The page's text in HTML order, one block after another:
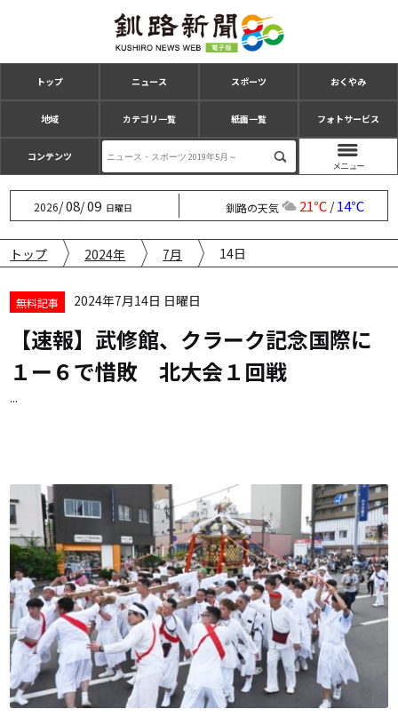
トップ ニュース スポーツ おくやみ
地域 カテゴリ一覧 紙面一覧 フォトサービス
コンテンツ
2026/08/09 日曜日 釧路の天気 21℃/14℃
トップ 2024年 7月 14日
無料記事 2024年7月14日 日曜日
【速報】武修館、クラーク記念国際に
１ー６で惜敗 北大会１回戦
...